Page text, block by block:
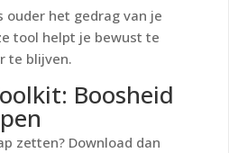
ouder het gedrag van je
tool helpt je bewust te
te blijven.
Boosheid
zetten? Download dan